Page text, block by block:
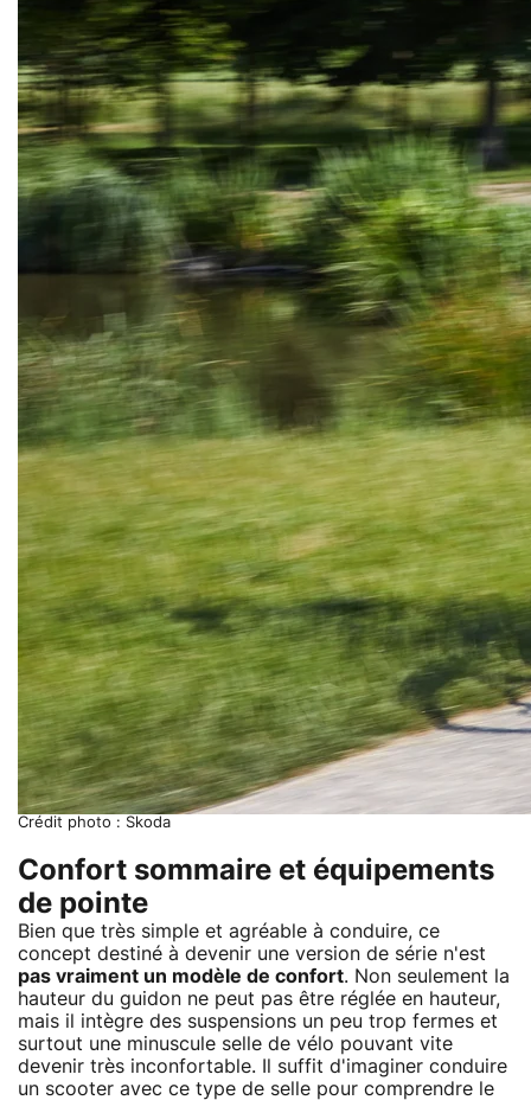
Crédit photo : Skoda
Confort sommaire et équipements
de pointe
Bien que très simple et agréable à conduire, ce
concept destiné à devenir une version de série n'est
pas vraiment un modèle de confort. Non seulement la
hauteur du guidon ne peut pas être réglée en hauteur,
mais il intègre des suspensions un peu trop fermes et
surtout une minuscule selle de vélo pouvant vite
devenir très inconfortable. Il suffit d'imaginer conduire
un scooter avec ce type de selle pour comprendre le